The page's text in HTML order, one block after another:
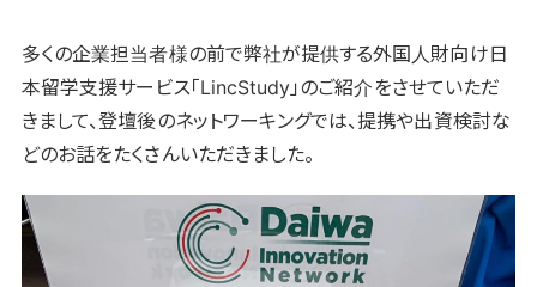
多くの企業担当者様の前で弊社が提供する外国人財向け日
本留学支援サービス「LincStudy」のご紹介をさせていただ
きまして、登壇後のネットワーキングでは、提携や出資検討な
どのお話をたくさんいただきました。